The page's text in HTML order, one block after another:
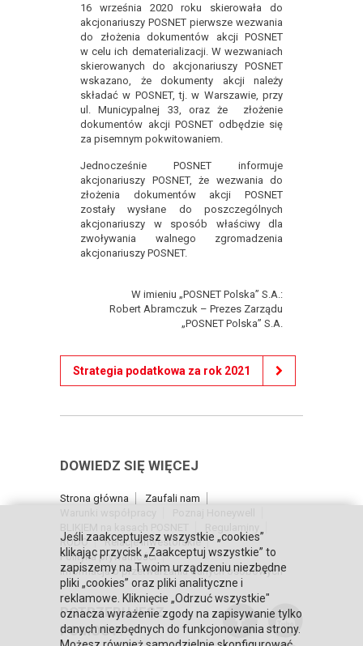
16 września 2020 roku skierowała do
akcjonariuszy POSNET pierwsze wezwania
do złożenia dokumentów akcji POSNET
w celu ich dematerializacji. W wezwaniach
skierowanych do akcjonariuszy POSNET
wskazano, że dokumenty akcji należy
składać w POSNET, tj. w Warszawie, przy
ul. Municypalnej 33, oraz że złożenie
dokumentów akcji POSNET odbędzie się
za pisemnym pokwitowaniem.
Jednocześnie POSNET informuje
akcjonariuszy POSNET, że wezwania do
złożenia dokumentów akcji POSNET
zostały wysłane do poszczególnych
akcjonariuszy w sposób właściwy dla
zwoływania walnego zgromadzenia
akcjonariuszy POSNET.
W imieniu „POSNET Polska” S.A.:
Robert Abramczuk – Prezes Zarządu
„POSNET Polska” S.A.
Strategia podatkowa za rok 2021
DOWIEDZ SIĘ WIĘCEJ
Strona główna
Zaufali nam
RODO
Relacje inwestorskie
Polityka prywatności
Informacja o przetwarzaniu danych osobowych
POTRZEBUJESZ
POMOCY?
Jeśli zaakceptujesz wszystkie „cookies”
klikając przycisk „Zaakceptuj wszystkie” to
zapiszemy na Twoim urządzeniu niezbędne
pliki „cookies” oraz pliki analityczne i
reklamowe. Kliknięcie „Odrzuć wszystkie"
oznacza wyrażenie zgody na zapisywanie tylko
danych niezbędnych do funkcjonowania strony.